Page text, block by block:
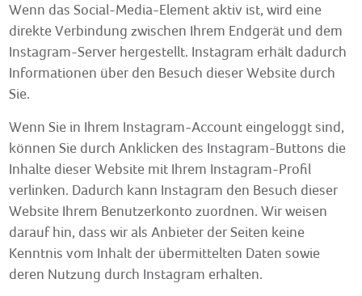
Wenn das Social-Media-Element aktiv ist, wird eine
direkte Verbindung zwischen Ihrem Endgerät und dem
Instagram-Server hergestellt. Instagram erhält dadurch
Informationen über den Besuch dieser Website durch
Sie.
Wenn Sie in Ihrem Instagram-Account eingeloggt sind,
können Sie durch Anklicken des Instagram-Buttons die
Inhalte dieser Website mit Ihrem Instagram-Profil
verlinken. Dadurch kann Instagram den Besuch dieser
Website Ihrem Benutzerkonto zuordnen. Wir weisen
darauf hin, dass wir als Anbieter der Seiten keine
Kenntnis vom Inhalt der übermittelten Daten sowie
deren Nutzung durch Instagram erhalten.